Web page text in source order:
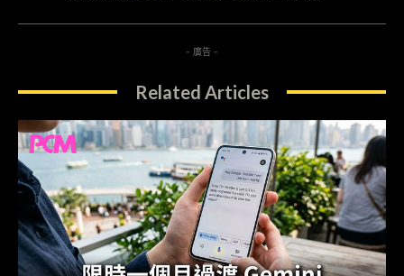
- 廣告 -
Related Articles